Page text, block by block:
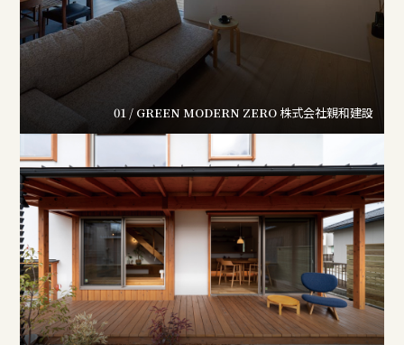
01 / GREEN MODERN ZERO 株式会社親和建設